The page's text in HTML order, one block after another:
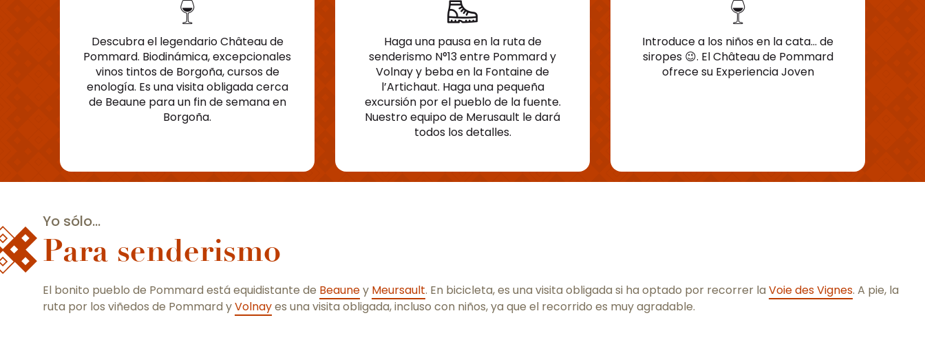
Descubra el legendario Château de
Pommard. Biodinámica, excepcionales
vinos tintos de Borgoña, cursos de
enología. Es una visita obligada cerca
de Beaune para un fin de semana en
Borgoña.
Haga una pausa en la ruta de
senderismo N°13 entre Pommard y
Volnay y beba en la Fontaine de
l’Artichaut. Haga una pequeña
excursión por el pueblo de la fuente.
Nuestro equipo de Merusault le dará
todos los detalles.
Introduce a los niños en la cata… de
siropes 😉. El Château de Pommard
ofrece su Experiencia Joven
Yo sólo...
Para senderismo
El bonito pueblo de Pommard está equidistante de Beauney Meursault. En bicicleta, es una visita obligada si ha optado por recorrer la Voie des Vignes. A pie, la
ruta por los viñedos de Pommard yVolnayes una visita obligada, incluso con niños, ya que el recorrido es muy agradable.